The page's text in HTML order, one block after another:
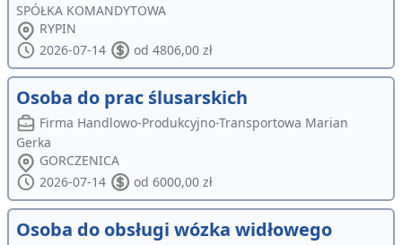
SPÓŁKA KOMANDYTOWA
RYPIN
2026-07-14
od 4806,00 zł
Osoba do prac ślusarskich
Firma Handlowo-Produkcyjno-Transportowa Marian
Gerka
GORCZENICA
2026-07-14
od 6000,00 zł
Osoba do obsługi wózka widłowego